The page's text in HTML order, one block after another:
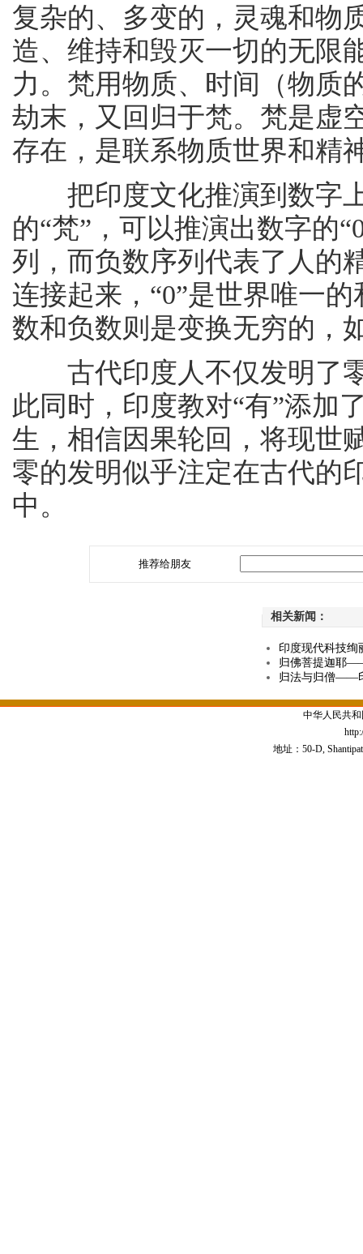
复杂的、多变的，灵魂和物
造、维持和毁灭一切的无限
力。梵用物质、时间（物质
劫末，又回归于梵。梵是虚
存在，是联系物质世界和精
把印度文化推演到数字上
的“梵”，可以推演出数字的
列，而负数序列代表了人的
连接起来，“0”是世界唯一
数和负数则是变换无穷的，
古代印度人不仅发明了零
此同时，印度教对“有”添加
生，相信因果轮回，将现世
零的发明似乎注定在古代的
中。
推荐给朋友
相关新闻：
印度现代科技绚
归佛菩提迦耶
归法与归僧——
中华人民共
地址：50-D,